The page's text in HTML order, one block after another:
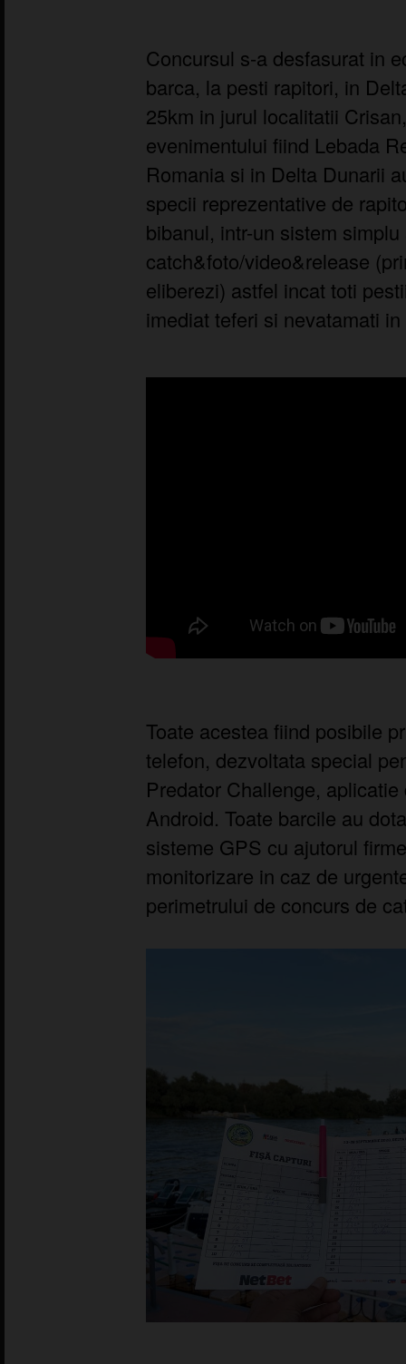
Concursul s-a desfasurat in
barca, la pesti rapitori, in
25km in jurul localitatii
evenimentului fiind Lebada
Romania si in Delta Dunarii
specii reprezentative de
bibanul, intr-un sistem
catch&foto/video&release
eliberezi) astfel incat toti
imediat teferi si nevatamati
Toate acestea fiind posibile
telefon, dezvoltata special
Predator Challenge,
Android. Toate barcile au
sisteme GPS cu ajutorul
monitorizare in caz de
perimetrului de concurs de